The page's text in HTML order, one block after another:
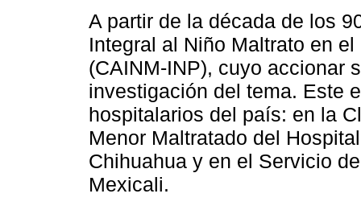
A partir de la década de los
Integral al Niño Maltrato en
(CAINM-INP), cuyo accionar
investigación del tema. Este
hospitalarios del país: en la
Menor Maltratado del
Chihuahua y en el Servicio
Mexicali.